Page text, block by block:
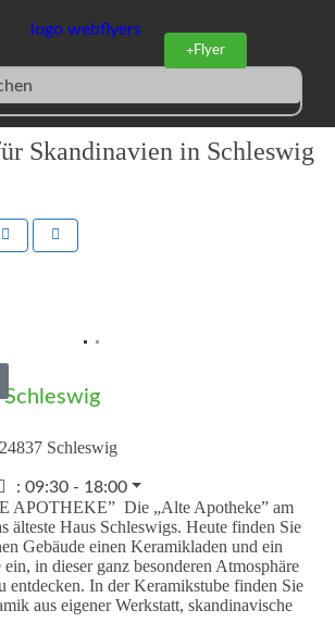
Flyer
Skandinavien in Schleswig
24837 Schleswig
: 09:30 - 18:00
APOTHEKE” Die „Alte Apotheke” am
älteste Haus Schleswigs. Heute finden Sie
Gebäude einen Keramikladen und ein
in dieser ganz besonderen Atmosphäre
entdecken. In der Keramikstube finden Sie
aus eigener Werkstatt, skandinavische